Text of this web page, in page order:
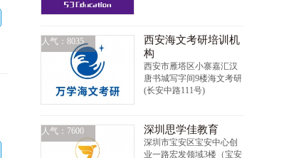
人气：8035
西安海文考研培训机
构
西安市雁塔区小寨嘉汇汉
唐书城写字间9楼海文考研
(长安中路111号)
人气：7600 深圳思学佳教育
深圳市宝安区宝安中心创
业一路宏发领域3楼（宝安